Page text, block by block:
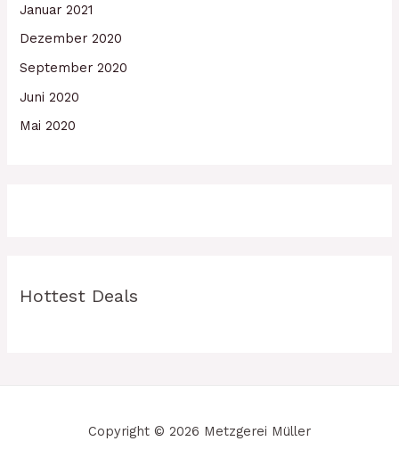
Januar 2021
Dezember 2020
September 2020
Juni 2020
Mai 2020
Hottest Deals
Copyright © 2026 Metzgerei Müller